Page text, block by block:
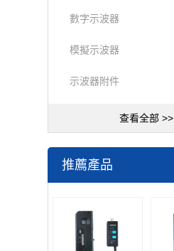
數字示波器
模擬示波器
示波器附件
查看全部 >>
推薦產品